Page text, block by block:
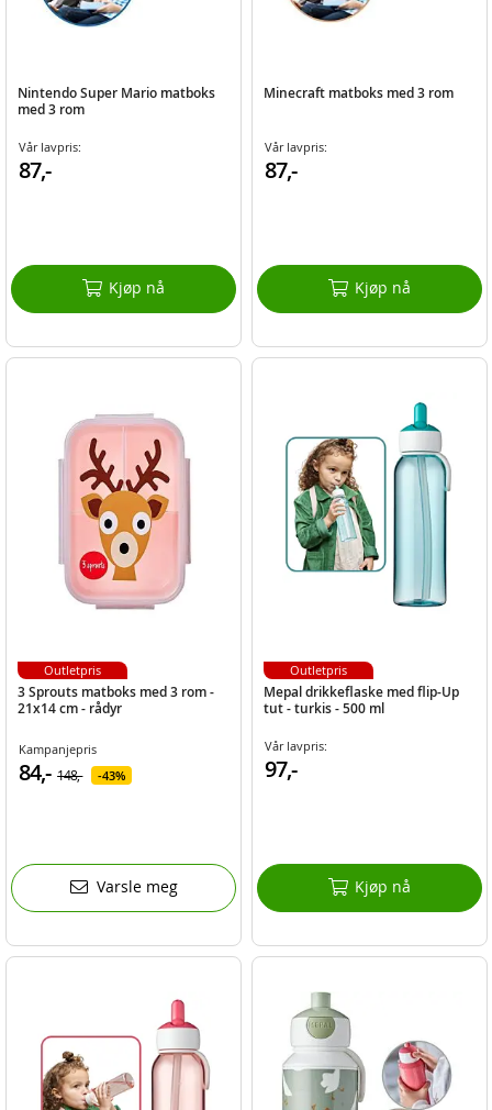
Nintendo Super Mario matboks
med 3 rom
Vår lavpris:
87,-
Kjøp nå
Minecraft matboks med 3 rom
Vår lavpris:
87,-
Kjøp nå
3 Sprouts matboks med 3 rom -
21x14 cm - rådyr
Kampanjepris
84,- 148,- 43%
Varsle meg
Outletpris
Mepal drikkeflaske med flip-Up
tut - turkis - 500 ml
Vår lavpris:
97,-
Kjøp nå
Outletpris